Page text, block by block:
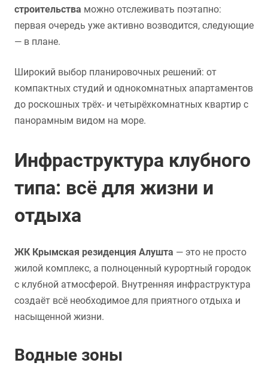
строительства можно отслеживать поэтапно:
первая очередь уже активно возводится, следующие
— в плане.
Широкий выбор планировочных решений: от
компактных студий и однокомнатных апартаментов
до роскошных трёх- и четырёхкомнатных квартир с
панорамным видом на море.
Инфраструктура клубного
типа: всё для жизни и
отдыха
ЖК Крымская резиденция Алушта — это не просто
жилой комплекс, а полноценный курортный городок
с клубной атмосферой. Внутренняя инфраструктура
создаёт всё необходимое для приятного отдыха и
насыщенной жизни.
Водные зоны